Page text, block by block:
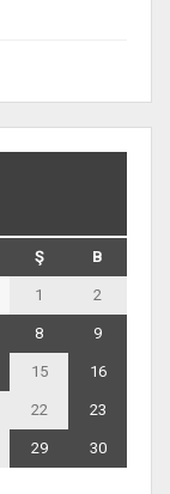
Ş B
1 2
8 9
15 16
22 23
29
30